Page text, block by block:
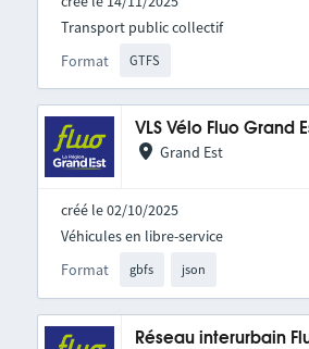
Format GTFS
Transport public collectif
VLS Vélo Fluo Grand
Grand Est
créé le 02/10/2025
Format gbfs json
Véhicules en libre-service
Réseau interurbain